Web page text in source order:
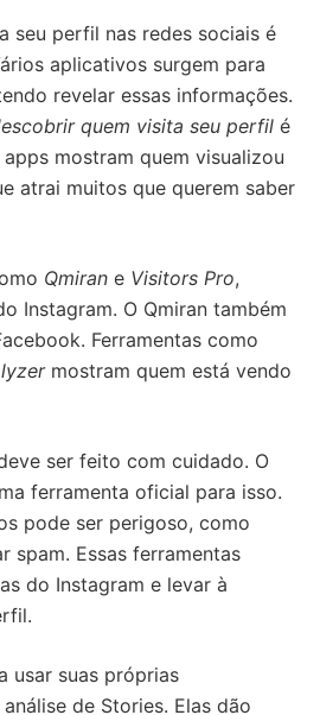
seu perfil nas redes sociais é
aplicativos surgem para
revelar essas informações.
quem visita seu perfil é
mostram quem visualizou
atrai muitos que querem saber
Qmiran e Visitors Pro,
Instagram. O Qmiran também
Ferramentas como
mostram quem está vendo
ser feito com cuidado. O
ferramenta oficial para isso.
pode ser perigoso, como
spam. Essas ferramentas
do Instagram e levar à
usar suas próprias
de Stories. Elas dão